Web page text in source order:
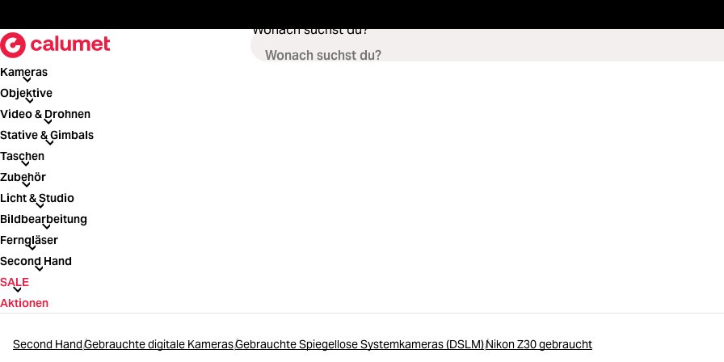
Wonach suchst du?
Kameras
Kameras
Objektive
Objektive
Video & Drohnen
Video & Drohnen
Stative & Gimbals
Stative & Gimbals
Taschen
Taschen
Zubehör
Zubehör
Licht & Studio
Licht & Studio
Bildbearbeitung
Bildbearbeitung
Ferngläser
Ferngläser
Second Hand
Second Hand
SALE
SALE
Aktionen
Second HandGebrauchte digitale KamerasGebrauchte Spiegellose Systemkameras (DSLM)Nikon Z30 gebraucht